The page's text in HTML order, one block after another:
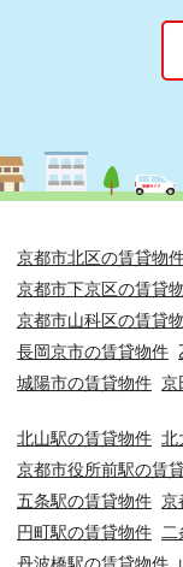
京都市北区の賃貸物
京都市下京区の賃貸
京都市山科区の賃貸
長岡京市の賃貸物件
城陽市の賃貸物件 京
北山駅の賃貸物件 北
京都市役所前駅の賃
五条駅の賃貸物件 京
円町駅の賃貸物件